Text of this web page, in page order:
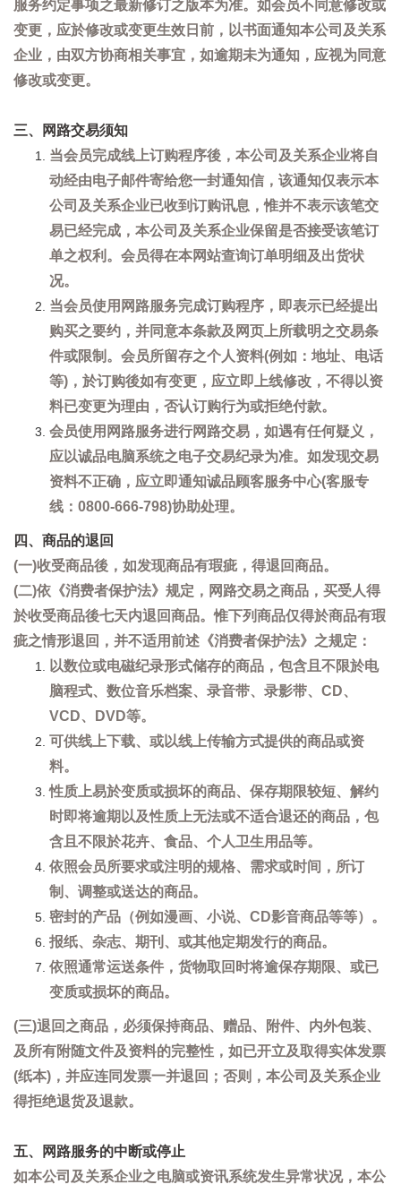
服务约定事项之最新修订之版本为准。如会员不同意修改或
变更，应於修改或变更生效日前，以书面通知本公司及关系
企业，由双方协商相关事宜，如逾期未为通知，应视为同意
修改或变更。
三、网路交易须知
当会员完成线上订购程序後，本公司及关系企业将自
动经由电子邮件寄给您一封通知信，该通知仅表示本
公司及关系企业已收到订购讯息，惟并不表示该笔交
易已经完成，本公司及关系企业保留是否接受该笔订
单之权利。会员得在本网站查询订单明细及出货状
况。
当会员使用网路服务完成订购程序，即表示已经提出
购买之要约，并同意本条款及网页上所载明之交易条
件或限制。会员所留存之个人资料(例如：地址、电话
等)，於订购後如有变更，应立即上线修改，不得以资
料已变更为理由，否认订购行为或拒绝付款。
会员使用网路服务进行网路交易，如遇有任何疑义，
应以诚品电脑系统之电子交易纪录为准。如发现交易
资料不正确，应立即通知诚品顾客服务中心(客服专
线：0800-666-798)协助处理。
四、商品的退回
(一)收受商品後，如发现商品有瑕疵，得退回商品。
(二)依《消费者保护法》规定，网路交易之商品，买受人得
於收受商品後七天内退回商品。惟下列商品仅得於商品有瑕
疵之情形退回，并不适用前述《消费者保护法》之规定：
以数位或电磁纪录形式储存的商品，包含且不限於电
脑程式、数位音乐档案、录音带、录影带、CD、
VCD、DVD等。
可供线上下载、或以线上传输方式提供的商品或资
料。
性质上易於变质或损坏的商品、保存期限较短、解约
时即将逾期以及性质上无法或不适合退还的商品，包
含且不限於花卉、食品、个人卫生用品等。
依照会员所要求或注明的规格、需求或时间，所订
制、调整或送达的商品。
密封的产品（例如漫画、小说、CD影音商品等等）。
报纸、杂志、期刊、或其他定期发行的商品。
依照通常运送条件，货物取回时将逾保存期限、或已
变质或损坏的商品。
(三)退回之商品，必须保持商品、赠品、附件、内外包装、
及所有附随文件及资料的完整性，如已开立及取得实体发票
(纸本)，并应连同发票一并退回；否则，本公司及关系企业
得拒绝退货及退款。
五、网路服务的中断或停止
如本公司及关系企业之电脑或资讯系统发生异常状况，本公